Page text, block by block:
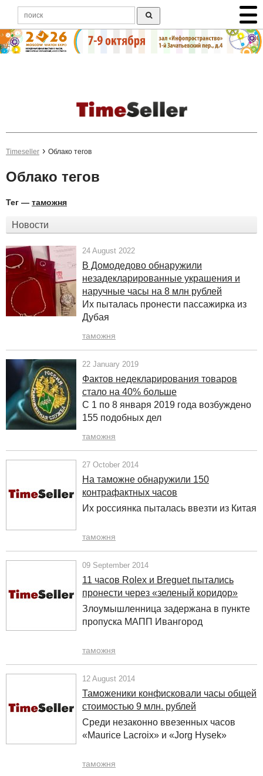
Timeseller Облако тегов
Облако тегов
Тег — таможня
Новости
24 August 2022
В Домодедово обнаружили
незадекларированные украшения и
наручные часы на 8 млн рублей
Их пыталась пронести пассажирка из
Дубая
таможня
22 January 2019
Фактов недекларирования товаров
стало на 40% больше
С 1 по 8 января 2019 года возбуждено
155 подобных дел
таможня
27 October 2014
На таможне обнаружили 150
контрафактных часов
Их россиянка пыталась ввезти из Китая
таможня
09 September 2014
11 часов Rolex и Breguet пытались
пронести через «зеленый коридор»
Злоумышленница задержана в пункте
пропуска МАПП Ивангород
таможня
12 August 2014
Таможеники конфисковали часы общей
стоимостью 9 млн. рублей
Среди незаконно ввезенных часов
«Maurice Lacroix» и «Jorg Hysek»
таможня